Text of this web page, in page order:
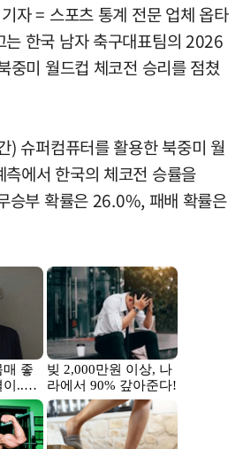
자 = 스포츠 통계 전문 업체 옵타
는 한국 남자 축구대표팀의 2026
중미 월드컵 체코전 승리를 점쳤
) 슈퍼컴퓨터를 활용한 북중미 월
에서 한국의 체코전 승률을
승부 확률은 26.0%, 패배 확률은